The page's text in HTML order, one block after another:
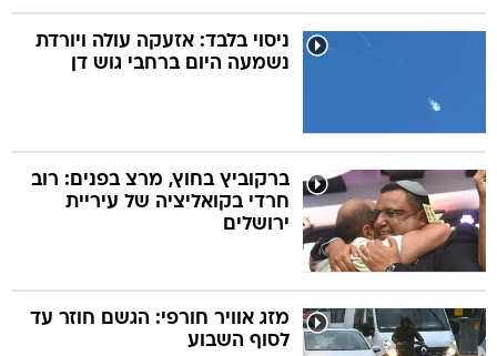
ניסוי בלבד: אזעקה עולה ויורדת
נשמעה היום ברחבי גוש דן
ברקוביץ בחוץ, מרצ בפנים: רוב
חרדי בקואליציה של עיריית
ירושלים
מזג אוויר חורפי: הגשם חוזר עד
לסוף השבוע